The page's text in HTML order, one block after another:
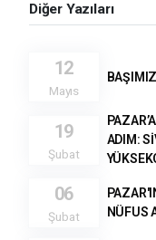
Diğer Yazıları
12
Mayıs
19
Şubat
ADIM:
06
Şubat
NÜFUS